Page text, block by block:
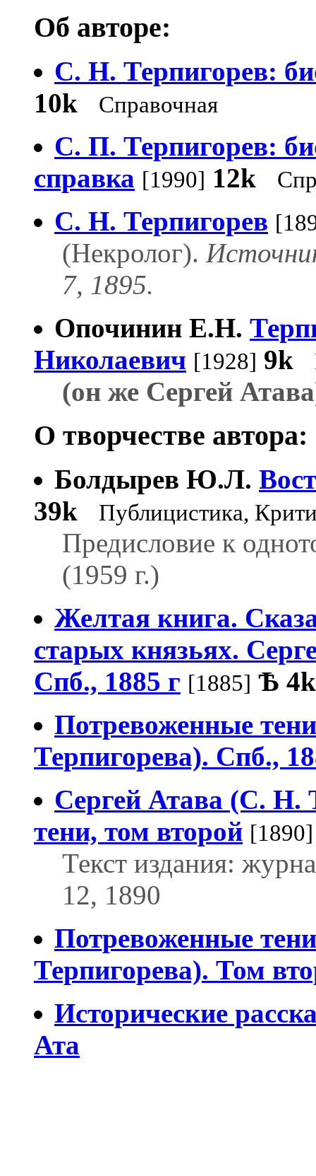
Об авторе:
С. Н. Терпигорев:
10k
Справочная
С. П. Терпигорев:
справка [1990] 12k
С. H. Терпигорев
(Некролог).
7, 1895.
Опочинин Е.Н.
Николаевич [1928] 9k
(он же Сергей
О творчестве автора:
Болдырев Ю.Л.
39k
Публицистика,
Предисловие к
(1959 г.)
Желтая книга.
старых князьях.
Спб., 1885 г [1885] Ѣ 4k
Потревоженные
Терпигорева). Спб.,
Сергей Атава (С. Н.
тени, том второй [1890]
Текст издания:
12, 1890
Потревоженные
Терпигорева). Том
Исторические
Ата